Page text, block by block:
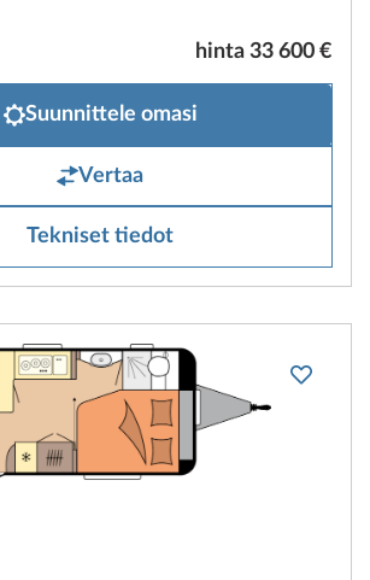
hinta 33 600 €
Suunnittele omasi
Vertaa
Tekniset tiedot